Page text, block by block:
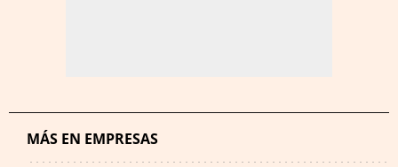
MÁS EN EMPRESAS